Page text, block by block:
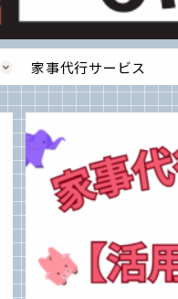
家事代行サービス